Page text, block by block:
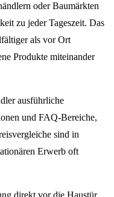
oder Baumärkten
zu jeder Tageszeit. Das
als vor Ort
Produkte miteinander
ausführliche
und FAQ-Bereiche,
sind in
Erwerb oft